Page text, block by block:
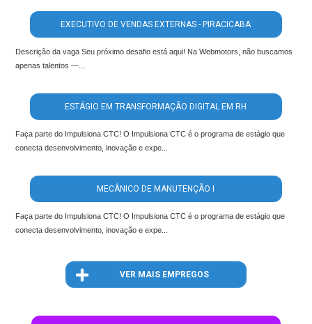
EXECUTIVO DE VENDAS EXTERNAS - PIRACICABA
Descrição da vaga Seu próximo desafio está aqui! Na Webmotors, não buscamos
apenas talentos —...
ESTÁGIO EM TRANSFORMAÇÃO DIGITAL EM RH
Faça parte do Impulsiona CTC! O Impulsiona CTC é o programa de estágio que
conecta desenvolvimento, inovação e expe...
MECÂNICO DE MANUTENÇÃO I
Faça parte do Impulsiona CTC! O Impulsiona CTC é o programa de estágio que
conecta desenvolvimento, inovação e expe...
VER MAIS EMPREGOS